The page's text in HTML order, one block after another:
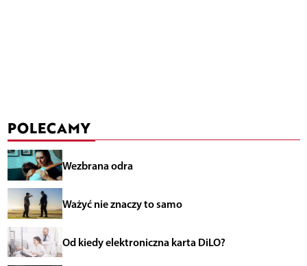
POLECAMY
Wezbrana odra
Ważyć nie znaczy to samo
Od kiedy elektroniczna karta DiLO?